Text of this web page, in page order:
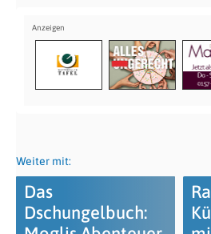
Weiter mit:
Das
Dschungelbuch: